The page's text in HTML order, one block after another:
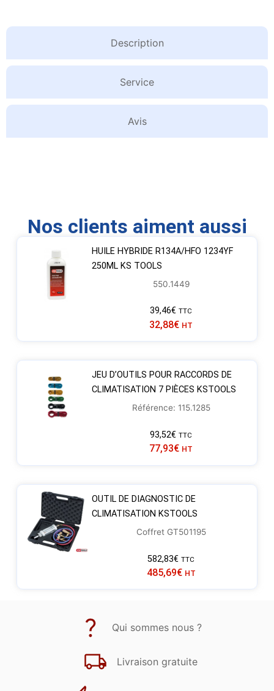
Description
Service
Avis
Nos clients aiment aussi
HUILE HYBRIDE R134A/HFO 1234YF
250ML KS TOOLS
550.1449
39,46€ TTC
32,88€ HT
JEU D’OUTILS POUR RACCORDS DE
CLIMATISATION 7 PIÈCES KSTOOLS
Référence: 115.1285
93,52€ TTC
77,93€ HT
OUTIL DE DIAGNOSTIC DE
CLIMATISATION KSTOOLS
Coffret GT501195
582,83€ TTC
485,69€ HT
Qui sommes nous ?
Livraison gratuite